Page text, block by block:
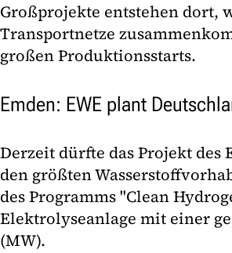
Großprojekte entstehen dort,
Transportnetze
großen Produktionsstarts.
Emden: EWE plant
Derzeit dürfte das Projekt des
den größten
des Programms "Clean
Elektrolyseanlage mit einer
(MW).